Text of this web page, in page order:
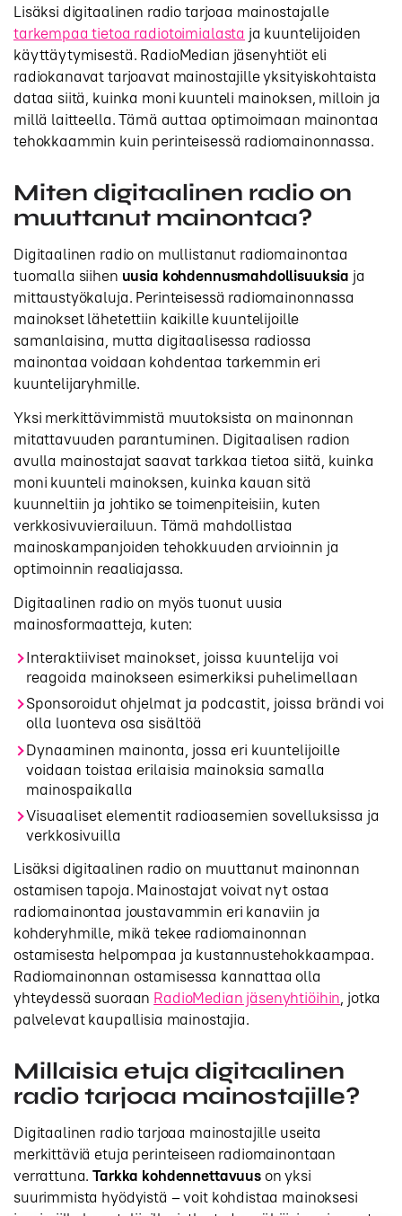
Lisäksi digitaalinen radio tarjoaa mainostajalle
tarkempaa tietoa radiotoimialasta ja kuuntelijoiden
käyttäytymisestä. RadioMedian jäsenyhtiöt eli
radiokanavat tarjoavat mainostajille yksityiskohtaista
dataa siitä, kuinka moni kuunteli mainoksen, milloin ja
millä laitteella. Tämä auttaa optimoimaan mainontaa
tehokkaammin kuin perinteisessä radiomainonnassa.
Miten digitaalinen radio on
muuttanut mainontaa?
Digitaalinen radio on mullistanut radiomainontaa
tuomalla siihen uusia kohdennusmahdollisuuksia ja
mittaustyökaluja. Perinteisessä radiomainonnassa
mainokset lähetettiin kaikille kuuntelijoille
samanlaisina, mutta digitaalisessa radiossa
mainontaa voidaan kohdentaa tarkemmin eri
kuuntelijaryhmille.
Yksi merkittävimmistä muutoksista on mainonnan
mitattavuuden parantuminen. Digitaalisen radion
avulla mainostajat saavat tarkkaa tietoa siitä, kuinka
moni kuunteli mainoksen, kuinka kauan sitä
kuunneltiin ja johtiko se toimenpiteisiin, kuten
verkkosivuvierailuun. Tämä mahdollistaa
mainoskampanjoiden tehokkuuden arvioinnin ja
optimoinnin reaaliajassa.
Digitaalinen radio on myös tuonut uusia
mainosformaatteja, kuten:
Interaktiiviset mainokset, joissa kuuntelija voi
reagoida mainokseen esimerkiksi puhelimellaan
Sponsoroidut ohjelmat ja podcastit, joissa brändi voi
olla luonteva osa sisältöä
Dynaaminen mainonta, jossa eri kuuntelijoille
voidaan toistaa erilaisia mainoksia samalla
mainospaikalla
Visuaaliset elementit radioasemien sovelluksissa ja
verkkosivuilla
Lisäksi digitaalinen radio on muuttanut mainonnan
ostamisen tapoja. Mainostajat voivat nyt ostaa
radiomainontaa joustavammin eri kanaviin ja
kohderyhmille, mikä tekee radiomainonnan
ostamisesta helpompaa ja kustannustehokkaampaa.
Radiomainonnan ostamisessa kannattaa olla
yhteydessä suoraan RadioMedian jäsenyhtiöihin, jotka
palvelevat kaupallisia mainostajia.
Millaisia etuja digitaalinen
radio tarjoaa mainostajille?
Digitaalinen radio tarjoaa mainostajille useita
merkittäviä etuja perinteiseen radiomainontaan
verrattuna.Tarkka kohdennettavuuson yksi
suurimmista hyödyistä – voit kohdistaa mainoksesi